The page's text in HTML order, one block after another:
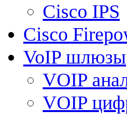
Cisco IPS
Cisco
VoIP шлюзы
VOIP
VOIP